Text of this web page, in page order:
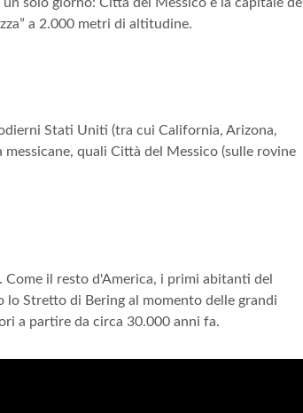
a 2.000 metri di altitudine.
Stati Uniti (tra cui California, Arizona,
quali Città del Messico (sulle rovine
Come il resto d'America, i primi abitanti del
Stretto di Bering al momento delle grandi
a partire da circa 30.000 anni fa.